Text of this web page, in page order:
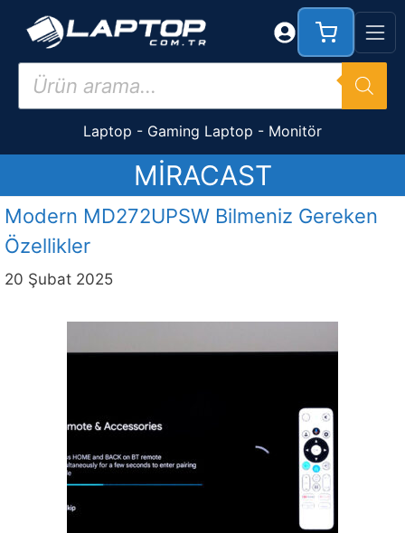
Products
search
Laptop - Gaming Laptop - Monitör
MIRACAST
Modern MD272UPSW Bilmeniz Gereken
Özellikler
20 Şubat 2025